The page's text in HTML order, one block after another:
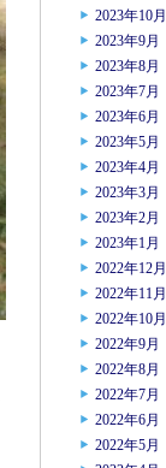
2023年10月
2023年9月
2023年8月
2023年7月
2023年6月
2023年5月
2023年4月
2023年3月
2023年2月
2023年1月
2022年12月
2022年11月
2022年10月
2022年9月
2022年8月
2022年7月
2022年6月
2022年5月